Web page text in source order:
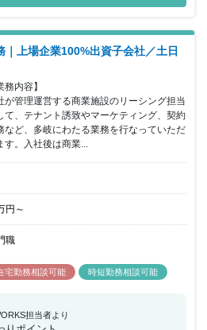
ビルメンテナンス事業の中核を担って
設置されたのが管理営業部 管理営業
た案件は、フロント窓口の部門に引き
当社で一貫して行います。
上場企業100%出資子会社／土日
務内容】
が管理運営する商業施設のリーシング担当
て、テナント誘致やマーケティング、契約
など、多岐にわたる業務を行なっていただ
す。入社後は商業...
円 ～
職
宅勤務相談可能 時短勤務相談可能
担当者より